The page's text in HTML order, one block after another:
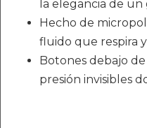
la elegancia de un
Hecho de
fluido que respira
Botones debajo
presión invisibles